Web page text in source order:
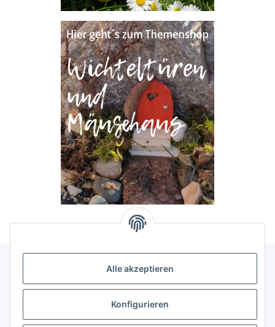
Alle akzeptieren
Konfigurieren
Allgemeine Informationen
Rechtliche Infomationen